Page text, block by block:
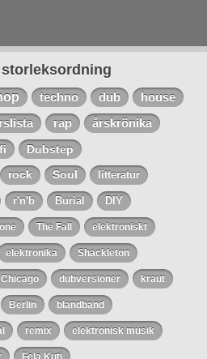
techno dub house
rap
årskrönika
Dubstep
rock Soul litteratur
r'n'b Burial DIY
The Fall elektroniskt
elektronika Shackleton
Chicago dubversioner kraut
Berlin blandband
remix elektronisk musik
Fela Kuti